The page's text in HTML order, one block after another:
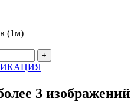
(1м)
+
3 изображений